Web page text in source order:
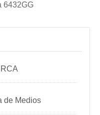
6432GG
de Medios